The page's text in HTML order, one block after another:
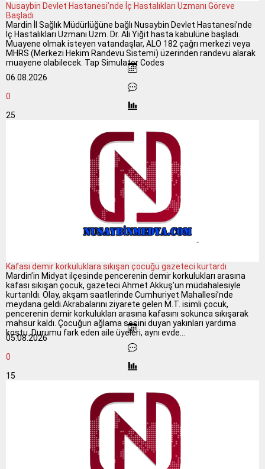
Nusaybin Devlet Hastanesi’nde İç Hastalıkları Uzmanı Göreve
Başladı
Mardin İl Sağlık Müdürlüğüne bağlı Nusaybin Devlet Hastanesi’nde
İç Hastalıkları Uzmanı Uzm. Dr. Ali Yiğit hasta kabulüne başladı.
Muayene olmak isteyen vatandaşlar, ALO 182 çağrı merkezi veya
MHRS (Merkezi Hekim Randevu Sistemi) üzerinden randevu alarak
muayene olabilecek. Tap Simulator Codes
06.08.2026
0
25
Kafası demir korkuluklara sıkışan çocuğu gazeteci kurtardı
Mardin’in Midyat ilçesinde pencerenin demir korkulukları arasına
kafası sıkışan çocuk, gazeteci Ahmet Akkuş’un müdahalesiyle
kurtarıldı. Olay, akşam saatlerinde Cumhuriyet Mahallesi’nde
meydana geldi.Akrabalarını ziyarete gelen M.T. isimli çocuk,
pencerenin demir korkulukları arasına kafasını sokunca sıkışarak
mahsur kaldı. Çocuğun ağlama sesini duyan yakınları yardıma
koştu. Durumu fark eden aile üyeleri, aynı evde...
05.08.2026
0
15